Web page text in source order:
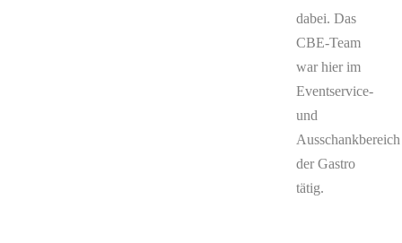
dabei. Das
CBE-Team
war hier im
Eventservice-
und
Ausschankbereich
der Gastro
tätig.